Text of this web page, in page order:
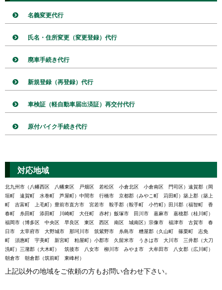
名義変更代行
氏名・住所変更（変更登録）代行
廃車手続き代行
新規登録（再登録）代行
車検証（軽自動車届出済証）再交付代行
原付バイク手続き代行
対応地域
北九州市（八幡西区 八幡東区 戸畑区 若松区 小倉北区 小倉南区 門司区）遠賀郡（岡
垣町 遠賀町 水巻町 芦屋町）中間市 行橋市 京都郡（みやこ町 苅田町）築上郡（築上
町 吉富町 上毛町）豊前市直方市 宮若市 鞍手郡（鞍手町 小竹町）田川郡（福智町 香
春町 糸田町 添田町 川崎町 大任町 赤村）飯塚市 田川市 嘉麻市 嘉穂郡（桂川町）
福岡市（博多区 中央区 早良区 東区 西区 南区 城南区）宗像市 福津市 古賀市 春
日市 太宰府市 大野城市 那珂川市 筑紫野市 糸島市 糟屋郡（久山町 篠栗町 志免
町 須惠町 宇美町 新宮町 粕屋町）小郡市 久留米市 うきは市 大川市 三井郡（大刀
洗町）三潴郡（大木町） 筑後市 八女市 柳川市 みやま市 大牟田市 八女郡（広川町）
朝倉市 朝倉郡（筑前町 東峰村）
上記以外の地域をご依頼の方もお問い合わせ下さい。